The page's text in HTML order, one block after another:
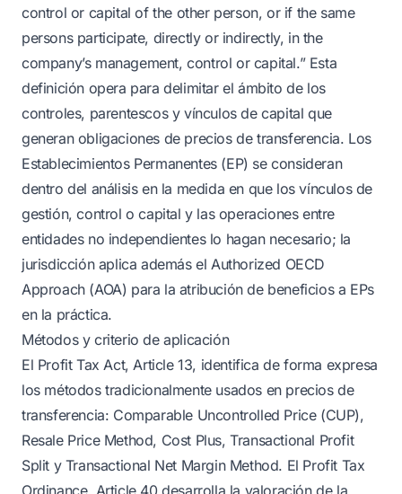
control or capital of the other person, or if the same
persons participate, directly or indirectly, in the
company’s management, control or capital.” Esta
definición opera para delimitar el ámbito de los
controles, parentescos y vínculos de capital que
generan obligaciones de precios de transferencia. Los
Establecimientos Permanentes (EP) se consideran
dentro del análisis en la medida en que los vínculos de
gestión, control o capital y las operaciones entre
entidades no independientes lo hagan necesario; la
jurisdicción aplica además el Authorized OECD
Approach (AOA) para la atribución de beneficios a EPs
en la práctica.
Métodos y criterio de aplicación
El Profit Tax Act, Article 13, identifica de forma expresa
los métodos tradicionalmente usados en precios de
transferencia: Comparable Uncontrolled Price (CUP),
Resale Price Method, Cost Plus, Transactional Profit
Split y Transactional Net Margin Method. El Profit Tax
Ordinance, Article 40 desarrolla la valoración de la